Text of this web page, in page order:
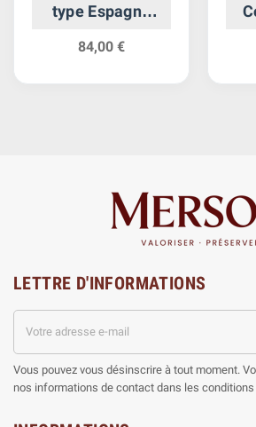
type Espagne
84,00 €
LETTRE D'INFORMATIONS
Vous pouvez vous désinscrire à tout moment.
nos informations de contact dans les